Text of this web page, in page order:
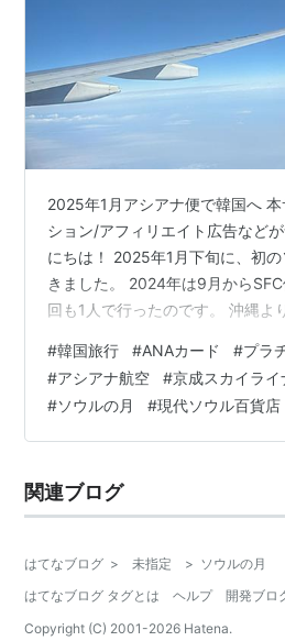
2025年1月アシアナ便で韓国へ
ション/アフィリエイト広告など
にちは！ 2025年1月下旬に、初
きました。 2024年は9月から
回も1人で行ったのです。 沖縄よ
のでその分の時間はかかります）
沖縄に行くように軽い気持ちで行
です。 これから、毎月韓国に通っ
ホテルや交通、行ってみたいと
ろいろあるのです…
#韓国旅行 #ANAカード #プラ
#アシアナ航空 #京成スカイライ
#ソウルの月 #現代ソウル百貨店
関連ブログ
はてなブログ > 未指定 > ソウルの月
はてなブログ タグとは
ヘルプ 開発ブロ
Copyright (C) 2001-2026 Hatena.